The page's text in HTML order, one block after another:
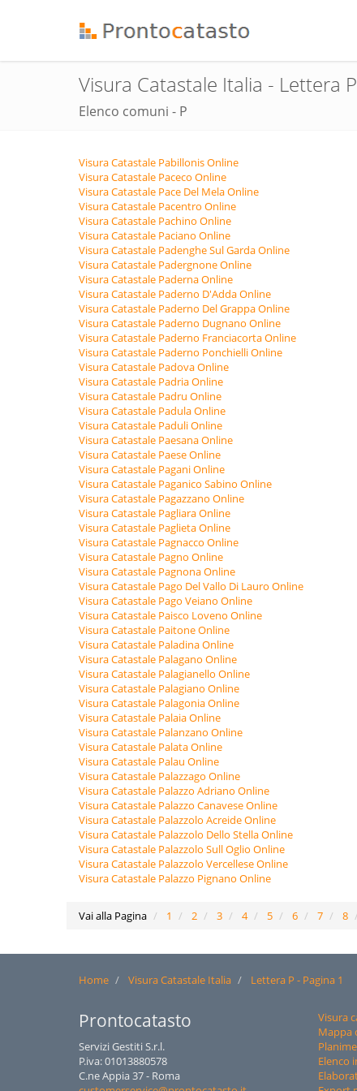
Visura Catastale Italia - Lettera
Elenco comuni - P
Visura Catastale Pabillonis Online
Visura Catastale Paceco Online
Visura Catastale Pace Del Mela Online
Visura Catastale Pacentro Online
Visura Catastale Pachino Online
Visura Catastale Paciano Online
Visura Catastale Padenghe Sul Garda Online
Visura Catastale Padergnone Online
Visura Catastale Paderna Online
Visura Catastale Paderno D'Adda Online
Visura Catastale Paderno Del Grappa Online
Visura Catastale Paderno Dugnano Online
Visura Catastale Paderno Franciacorta Online
Visura Catastale Paderno Ponchielli Online
Visura Catastale Padova Online
Visura Catastale Padria Online
Visura Catastale Padru Online
Visura Catastale Padula Online
Visura Catastale Paduli Online
Visura Catastale Paesana Online
Visura Catastale Paese Online
Visura Catastale Pagani Online
Visura Catastale Paganico Sabino Online
Visura Catastale Pagazzano Online
Visura Catastale Pagliara Online
Visura Catastale Paglieta Online
Visura Catastale Pagnacco Online
Visura Catastale Pagno Online
Visura Catastale Pagnona Online
Visura Catastale Pago Del Vallo Di Lauro Online
Visura Catastale Pago Veiano Online
Visura Catastale Paisco Loveno Online
Visura Catastale Paitone Online
Visura Catastale Paladina Online
Visura Catastale Palagano Online
Visura Catastale Palagianello Online
Visura Catastale Palagiano Online
Visura Catastale Palagonia Online
Visura Catastale Palaia Online
Visura Catastale Palanzano Online
Visura Catastale Palata Online
Visura Catastale Palau Online
Visura Catastale Palazzago Online
Visura Catastale Palazzo Adriano Online
Visura Catastale Palazzo Canavese Online
Visura Catastale Palazzolo Acreide Online
Visura Catastale Palazzolo Dello Stella Online
Visura Catastale Palazzolo Sull Oglio Online
Visura Catastale Palazzolo Vercellese Online
Visura Catastale Palazzo Pignano Online
Vai alla Pagina 1 2 3 4 5 6 7 8
Home Visura Catastale Italia Lettera P - Pagina 1
Prontocatasto
Servizi Gestiti S.r.l.
P.iva: 01013880578
C.ne Appia 37 - Roma
Visura
Mappa
Elenco